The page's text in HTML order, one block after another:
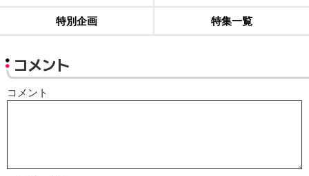
特別企画 特集一覧
コメント
コメント